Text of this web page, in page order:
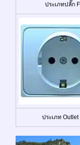
ประเภทปลั๊ก F
ประเภท Outlet